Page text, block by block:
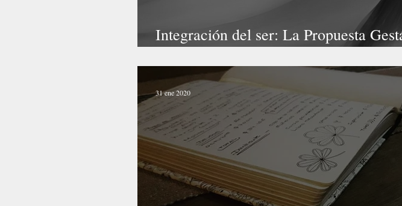
Integración del ser: La Propuesta
Movimiento Terapia
31 ene 2020